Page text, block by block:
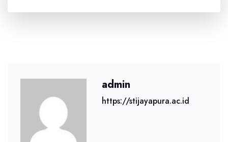
admin
https://stijayapura.ac.id